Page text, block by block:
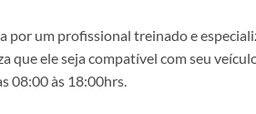
por um profissional treinado e
que ele seja compatível com seu
08:00 às 18:00hrs.